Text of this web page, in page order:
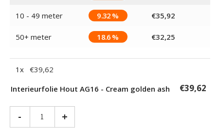
10 - 49 meter 9.32 % €35,92
50+ meter 18.6 % €32,25
1 x €39,62
Interieurfolie Hout AG16 - Cream golden ash
€39,62
- +